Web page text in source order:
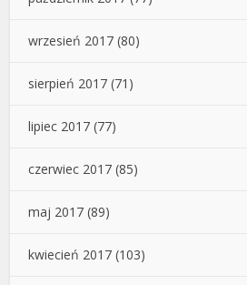
wrzesień 2017 (80)
sierpień 2017 (71)
lipiec 2017 (77)
czerwiec 2017 (85)
maj 2017 (89)
kwiecień 2017 (103)